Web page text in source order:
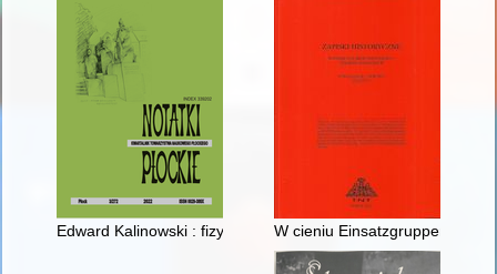
Edward Kalinowski : fizyk, pedagog, człowiek dialogu 1935-
W cieniu Einsatzgruppen -